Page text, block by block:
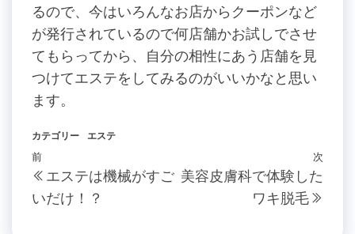
るので、今はいろんなお店からクーポンなど
が発行されているので何店舗かお試しでさせ
てもらってから、自分の相性にあう店舗を見
つけてエステをしてみるのがいいかなと思い
ます。
カテゴリー エステ
投
稿
ナ
過
去
の
前
エステは機械がすご
いだけ！？
次
次
美容皮膚科で体験した
ワキ脱毛